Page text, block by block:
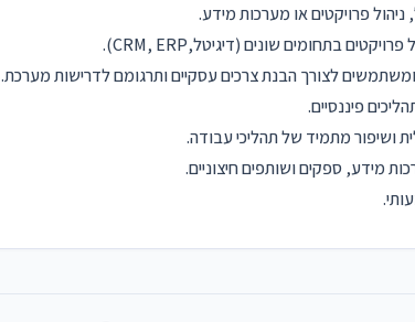
פרויקטים או מערכות מידע.
לצורך הבנת צרכים עסקיים ותרגומם לדרישות מערכת.
פיננסיים.
ושיפור מתמיד של תהליכי עבודה.
מידע, ספקים ושותפים חיצוניים.